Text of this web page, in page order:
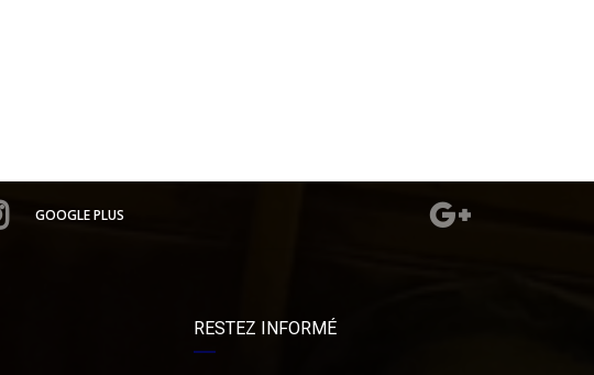
GOOGLE PLUS
RESTEZ INFORMÉ